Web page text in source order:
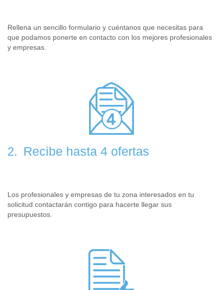
Rellena un sencillo formulario y cuéntanos que necesitas para
que podamos ponerte en contacto con los mejores profesionales
y empresas.
2. Recibe hasta 4 ofertas
Los profesionales y empresas de tu zona interesados en tu
solicitud contactarán contigo para hacerte llegar sus
presupuestos.